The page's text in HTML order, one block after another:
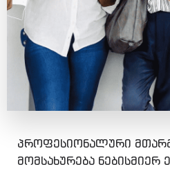
პროფესიონალური
მომსახურება ნებისმიერ